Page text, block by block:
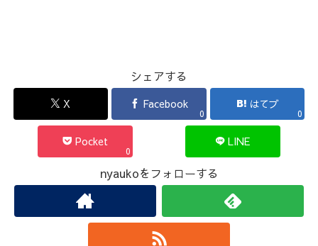
シェアする
X Facebook
0
はてブ
0
Pocket
0
LINE
nyaukoをフォローする